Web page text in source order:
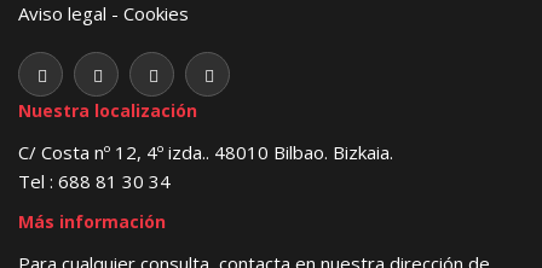
Aviso legal - Cookies
Nuestra localización
C/ Costa nº 12, 4º izda.. 48010 Bilbao. Bizkaia.
Tel : 688 81 30 34
Más información
Para cualquier consulta, contacta en nuestra dirección de